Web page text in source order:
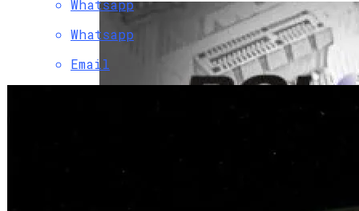
Whatsapp
Whatsapp
Email